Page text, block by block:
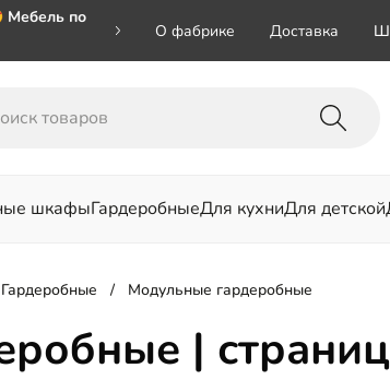
Мебель по
О фабрике Доставка
шкафыГардеробныеДля кухниДля детской
Гардеробные Модульные гардеробные
|